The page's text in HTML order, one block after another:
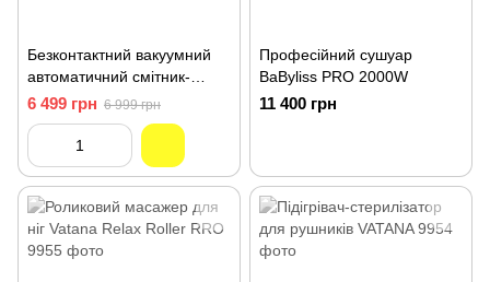
Безконтактний вакуумний
автоматичний смітник-
пилосос Stylance FAST
SWEEP 800-002
6 499 грн 6 999 грн
Професійний сушуар
BaByliss PRO 2000W
11 400 грн